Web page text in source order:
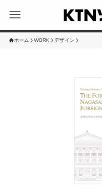
ホーム WORK デザイン